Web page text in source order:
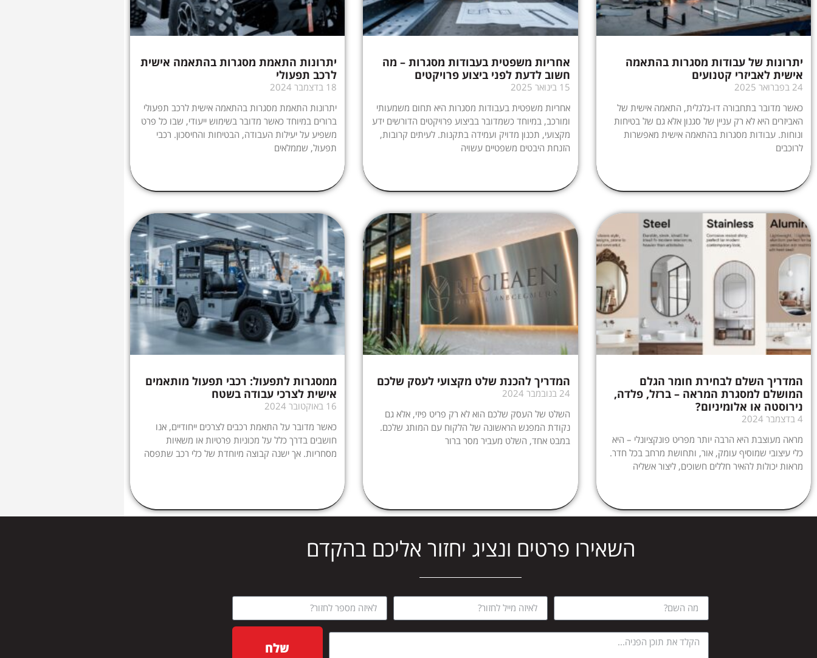
יתרונות של עבודות מסגרות בהתאמה
אישית לאביזרי קטנועים
24 בפברואר 2025
כאשר מדובר בתחבורה דו-גלגלית, התאמה אישית של
האביזרים היא לא רק עניין של סגנון אלא גם של בטיחות
ונוחות. עבודות מסגרות בהתאמה אישית מאפשרות
לרוכבים
אחריות משפטית בעבודות מסגרות – מה
חשוב לדעת לפני ביצוע פרויקטים
15 בינואר 2025
אחריות משפטית בעבודות מסגרות היא תחום משמעותי
ומורכב, במיוחד כשמדובר בביצוע פרויקטים הדורשים ידע
מקצועי, תכנון מדויק ועמידה בתקנות. לעיתים קרובות,
הזנחת היבטים משפטיים עשויה
יתרונות התאמת מסגרות בהתאמה אישית
לרכב תפעולי
18 בדצמבר 2024
יתרונות התאמת מסגרות בהתאמה אישית לרכב תפעולי
ברורים במיוחד כאשר מדובר בשימוש ייעודי, שבו כל פרט
משפיע על יעילות העבודה, הבטיחות והחיסכון. רכבי
תפעול, שממלאים
המדריך השלם לבחירת חומר הגלם
המושלם למסגרת המראה – ברזל, פלדה,
נירוסטה או אלומיניום?
4 בדצמבר 2024
מראה מעוצבת היא הרבה יותר מפריט פונקציונלי – היא
כלי עיצובי שמוסיף עומק, אור, ותחושת מרחב בכל חדר.
מראות יכולות להאיר חללים חשוכים, ליצור אשליה
המדריך להכנת שלט מקצועי לעסק שלכם
24 בנובמבר 2024
השלט של העסק שלכם הוא לא רק פריט פיזי, אלא גם
נקודת המפגש הראשונה של הלקוח עם המותג שלכם.
במבט אחד, השלט מעביר מסר ברור
ממסגרות לתפעול: רכבי תפעול מותאמים
אישית לצרכי עבודה בשטח
16 באוקטובר 2024
כאשר מדובר על התאמת רכבים לצרכים ייחודיים, אנו
חושבים בדרך כלל על מכוניות פרטיות או משאיות
מסחריות. אך ישנה קבוצה מיוחדת של כלי רכב שתפסה
השאירו פרטים ונציג יחזור אליכם בהקדם
שלח